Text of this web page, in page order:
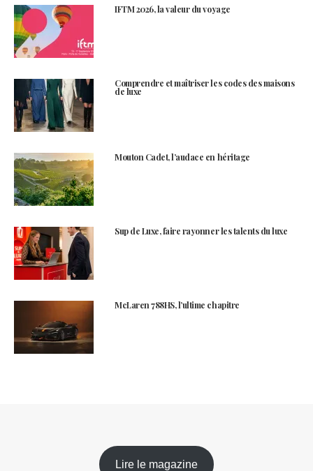
IFTM 2026, la valeur du voyage
Comprendre et maîtriser les codes des maisons
de luxe
Mouton Cadet, l’audace en héritage
Sup de Luxe, faire rayonner les talents du luxe
McLaren 788HS, l’ultime chapitre
Lire le magazine